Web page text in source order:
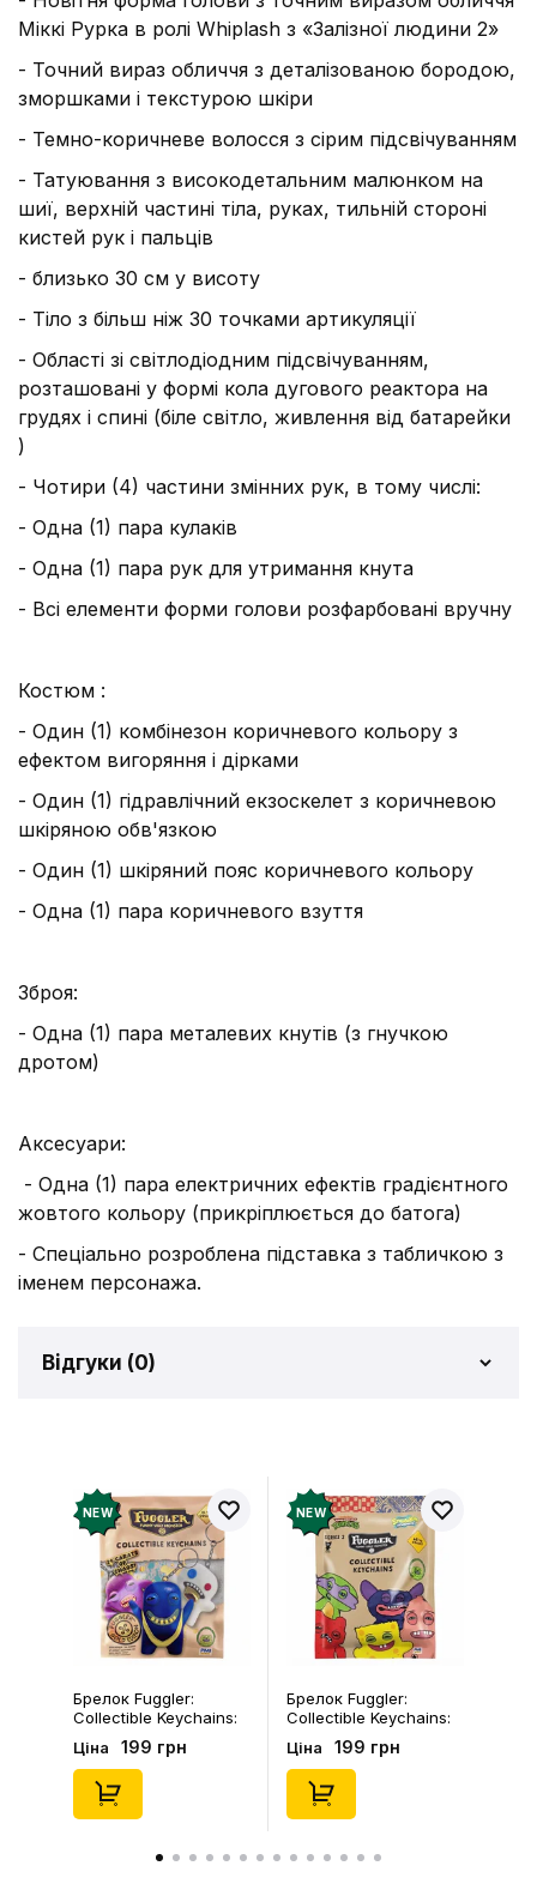
Міккі Рурка в ролі Whiplash з «Залізної людини 2»
- Точний вираз обличчя з деталізованою бородою,
зморшками і текстурою шкіри
- Темно-коричневе волосся з сірим підсвічуванням
- Татуювання з високодетальним малюнком на
шиї, верхній частині тіла, руках, тильній стороні
кистей рук і пальців
- близько 30 см у висоту
- Тіло з більш ніж 30 точками артикуляції
- Області зі світлодіодним підсвічуванням,
розташовані у формі кола дугового реактора на
грудях і спині (біле світло, живлення від батарейки
)
- Чотири (4) частини змінних рук, в тому числі:
- Одна (1) пара кулаків
- Одна (1) пара рук для утримання кнута
- Всі елементи форми голови розфарбовані вручну
Костюм :
- Один (1) комбінезон коричневого кольору з
ефектом вигоряння і дірками
- Один (1) гідравлічний екзоскелет з коричневою
шкіряною обв'язкою
- Один (1) шкіряний пояс коричневого кольору
- Одна (1) пара коричневого взуття
Зброя:
- Одна (1) пара металевих кнутів (з гнучкою
дротом)
Аксесуари:
- Одна (1) пара електричних ефектів градієнтного
жовтого кольору (прикріплюється до батога)
- Спеціально розроблена підставка з табличкою з
іменем персонажа.
Відгуки (0)
Додайте відгук і отримайте 50 грн на свій
рахунок
Залишити відгук
NEW
Брелок Fuggler:
Collectible Keychains:
Gold Edition: Series 3
(Blind Box: 1 з 24),
(11550)
Ціна 199 грн
NEW
Брелок Fuggler:
Collectible Keychains:
Series 2 (Blind Box: 1 з
46), (15475)
Ціна 199 грн